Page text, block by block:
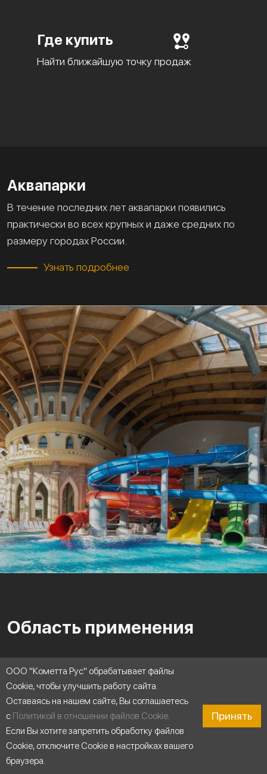
Где купить
Найти ближайшую точку продаж
Аквапарки
В течение последних лет аквапарки появились
практически во всех крупных и даже средних по
размеру городах России.
Узнать подробнее
Область применения
ООО "Кометта Рус" обрабатывает файлы
Cookie, чтобы улучшить работу сайта.
Оставаясь на нашем сайте, Вы соглашаетесь
с Политикой в отношении файлов Cookie.
Если Вы хотите запретить обработку файлов
Cookie, отключите Cookie в настройках вашего
браузера.
Принять